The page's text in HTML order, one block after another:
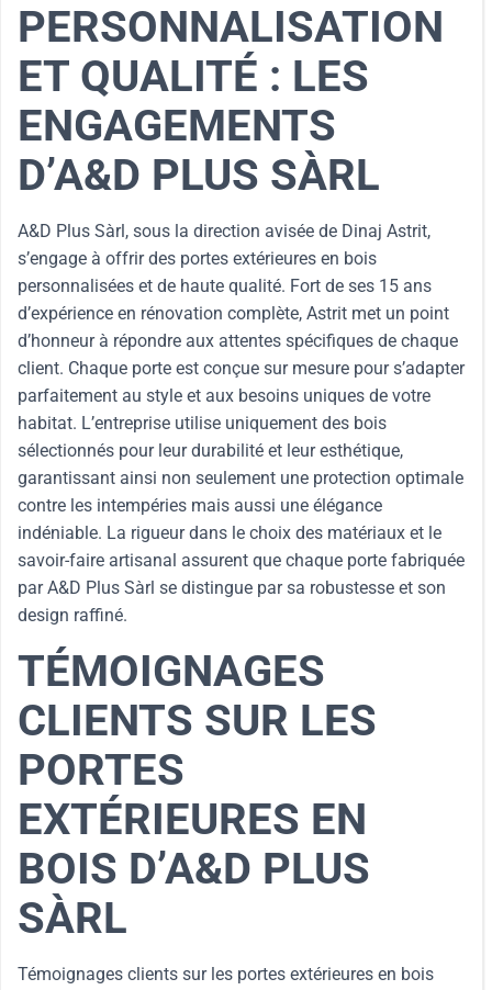
PERSONNALISATION
ET QUALITÉ : LES
ENGAGEMENTS
D’A&D PLUS SÀRL
A&D Plus Sàrl, sous la direction avisée de Dinaj Astrit,
s’engage à offrir des portes extérieures en bois
personnalisées et de haute qualité. Fort de ses 15 ans
d’expérience en rénovation complète, Astrit met un point
d’honneur à répondre aux attentes spécifiques de chaque
client. Chaque porte est conçue sur mesure pour s’adapter
parfaitement au style et aux besoins uniques de votre
habitat. L’entreprise utilise uniquement des bois
sélectionnés pour leur durabilité et leur esthétique,
garantissant ainsi non seulement une protection optimale
contre les intempéries mais aussi une élégance
indéniable. La rigueur dans le choix des matériaux et le
savoir-faire artisanal assurent que chaque porte fabriquée
par A&D Plus Sàrl se distingue par sa robustesse et son
design raffiné.
TÉMOIGNAGES
CLIENTS SUR LES
PORTES
EXTÉRIEURES EN
BOIS D’A&D PLUS
SÀRL
Témoignages clients sur les portes extérieures en bois